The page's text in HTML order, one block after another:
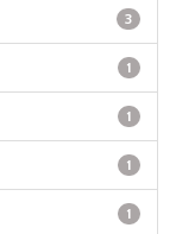
3
1
1
1
1